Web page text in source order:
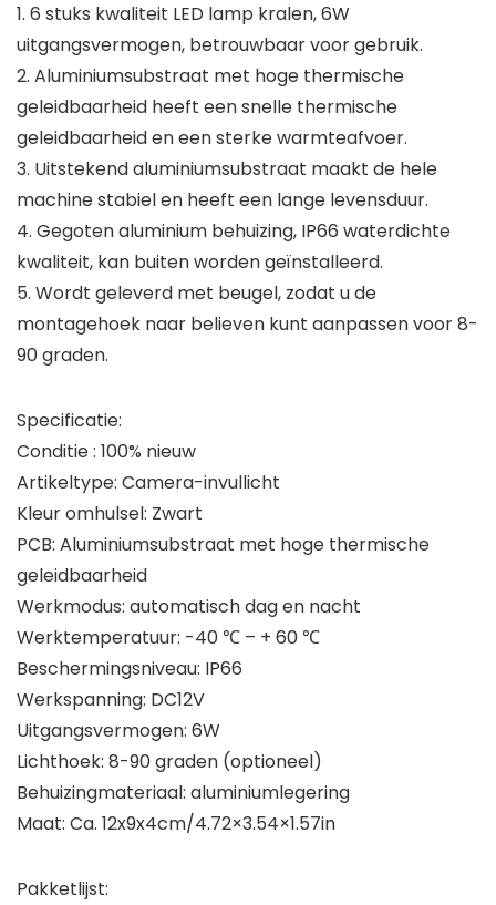
1. 6 stuks kwaliteit LED lamp kralen, 6W
uitgangsvermogen, betrouwbaar voor gebruik.
2. Aluminiumsubstraat met hoge thermische
geleidbaarheid heeft een snelle thermische
geleidbaarheid en een sterke warmteafvoer.
3. Uitstekend aluminiumsubstraat maakt de hele
machine stabiel en heeft een lange levensduur.
4. Gegoten aluminium behuizing, IP66 waterdichte
kwaliteit, kan buiten worden geïnstalleerd.
5. Wordt geleverd met beugel, zodat u de
montagehoek naar believen kunt aanpassen voor 8-
90 graden.
Specificatie:
Conditie : 100% nieuw
Artikeltype: Camera-invullicht
Kleur omhulsel: Zwart
PCB: Aluminiumsubstraat met hoge thermische
geleidbaarheid
Werkmodus: automatisch dag en nacht
Werktemperatuur: -40 ℃ – + 60 ℃
Beschermingsniveau: IP66
Werkspanning: DC12V
Uitgangsvermogen: 6W
Lichthoek: 8-90 graden (optioneel)
Behuizingmateriaal: aluminiumlegering
Maat: Ca. 12x9x4cm/4.72×3.54×1.57in
Pakketlijst: